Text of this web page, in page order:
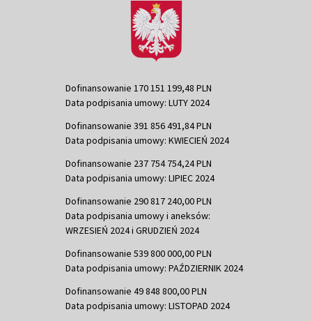
Dofinansowanie 170 151 199,48 PLN
Data podpisania umowy: LUTY 2024
Dofinansowanie 391 856 491,84 PLN
Data podpisania umowy: KWIECIEŃ 2024
Dofinansowanie 237 754 754,24 PLN
Data podpisania umowy: LIPIEC 2024
Dofinansowanie 290 817 240,00 PLN
Data podpisania umowy i aneksów:
WRZESIEŃ 2024 i GRUDZIEŃ 2024
Dofinansowanie 539 800 000,00 PLN
Data podpisania umowy: PAŹDZIERNIK 2024
Dofinansowanie 49 848 800,00 PLN
Data podpisania umowy: LISTOPAD 2024